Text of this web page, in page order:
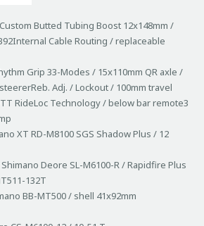
Butted Tubing Boost 12x148mm /
Cable Routing / replaceable
Grip 33-Modes / 15x110mm QR axle /
Adj. / Lockout / 100mm travel
RideLoc Technology / below bar remote3
XT RD-M8100 SGS Shadow Plus / 12
Deore SL-M6100-R / Rapidfire Plus
132T
BB-MT500 / shell 41x92mm